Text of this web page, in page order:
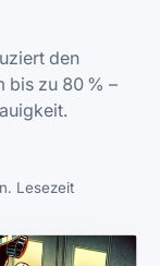
den
bis zu 80 % –
Lesezeit